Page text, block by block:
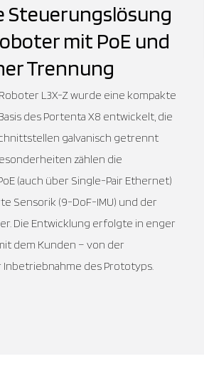
Steuerungslösung
mit PoE und
Trennung
L3X-Z wurde eine kompakte
des Portenta X8 entwickelt, die
galvanisch getrennt
zählen die
(auch über Single-Pair Ethernet)
Sensorik (9-DoF-IMU) und der
Die Entwicklung erfolgte in enger
dem Kunden – von der
des Prototyps.